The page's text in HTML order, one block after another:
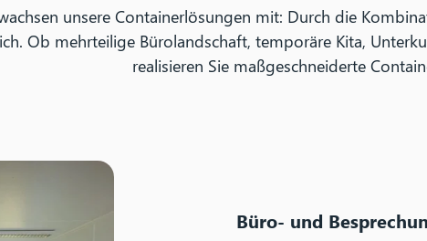
unsere Containerlösungen mit: Durch die
Ob mehrteilige Bürolandschaft, temporäre Kita,
realisieren Sie maßgeschneiderte
Büro- und